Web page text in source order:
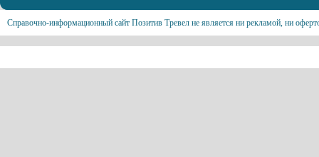
Справочно-информационный сайт Позитив Тревел не является ни рекламой, ни